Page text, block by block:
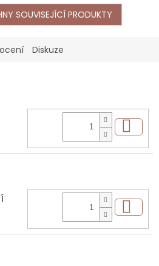
SOUVISEJÍCÍ PRODUKTY
Diskuze